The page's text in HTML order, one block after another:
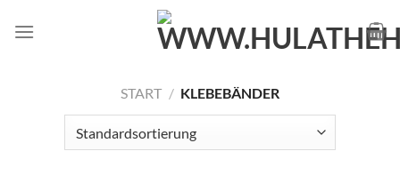
Inhalt
START / KLEBEBÄNDER